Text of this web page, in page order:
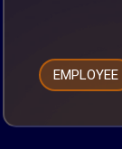
EMPLOYEE